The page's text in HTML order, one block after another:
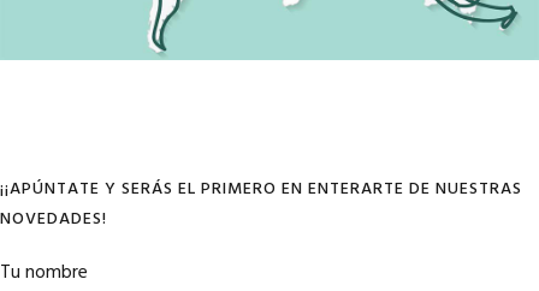
¡¡APÚNTATE Y SERÁS EL PRIMERO EN ENTERARTE DE NUESTRAS
NOVEDADES!
Tu nombre